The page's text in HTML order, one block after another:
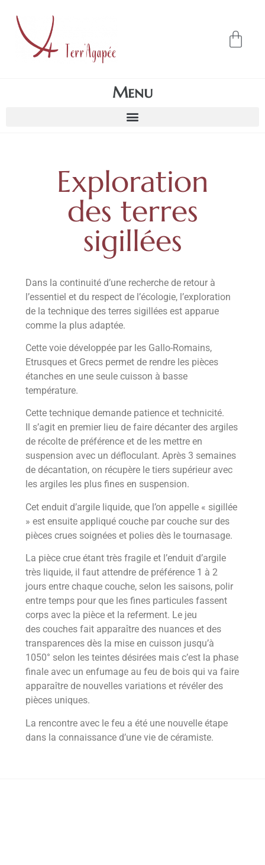
Menu
Exploration
des terres
sigillées
Dans la continuité d’une recherche de retour à
l’essentiel et du respect de l’écologie, l’exploration
de la technique des terres sigillées est apparue
comme la plus adaptée.
Cette voie développée par les Gallo-Romains,
Etrusques et Grecs permet de rendre les pièces
étanches en une seule cuisson à basse
température.
Cette technique demande patience et technicité.
l s’agit en premier lieu de faire décanter des argiles
de récolte de préférence et de les mettre en
suspension avec un défloculant. Après 3 semaines
de décantation, on récupère le tiers supérieur avec
les argiles les plus fines en suspension.
Cet enduit d’argile liquide, que l’on appelle « sigillée
» est ensuite appliqué couche par couche sur des
pièces crues soignées et polies dès le tournasage.
La pièce crue étant très fragile et l’enduit d’argile
très liquide, il faut attendre de préférence 1 à 2
jours entre chaque couche, selon les saisons, polir
entre temps pour que les fines particules fassent
corps avec la pièce et la referment. Le jeu
des couches fait apparaître des nuances et des
transparences dès la mise en cuisson jusqu’à
1050° selon les teintes désirées mais c’est la phase
finale avec un enfumage au feu de bois qui va faire
apparaître de nouvelles variations et révéler des
pièces uniques.
La rencontre avec le feu a été une nouvelle étape
dans la connaissance d’une vie de céramiste.